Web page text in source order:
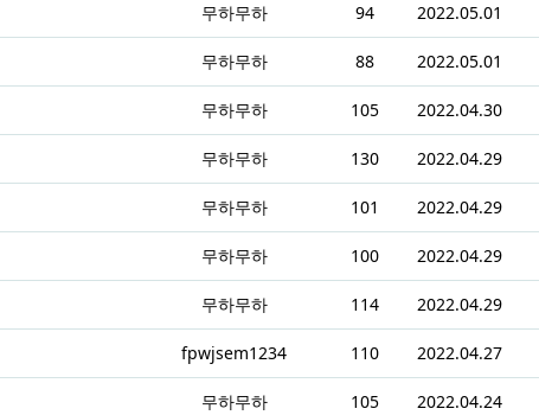
무하무하 94 2022.05.01
무하무하 88 2022.05.01
무하무하 105 2022.04.30
무하무하 130 2022.04.29
무하무하 101 2022.04.29
무하무하 100 2022.04.29
무하무하 114 2022.04.29
fpwjsem1234 110 2022.04.27
무하무하 105 2022.04.24